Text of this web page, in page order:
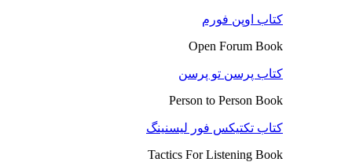
کتاب اوپن فورم
Open Forum Book
کتاب پرسن تو پرسن
Person to Person Book
کتاب تکتیکس فور لیسنینگ
Tactics For Listening Book